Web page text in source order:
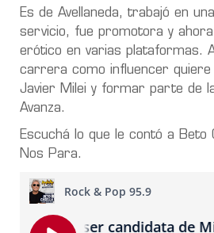
Es de Avellaneda, trabajó en
servicio, fue promotora y ahora
erótico en varias plataformas.
carrera como influencer quiere
Javier Milei y formar parte de
Avanza.
Escuchá lo que le contó a Beto
Nos Para.